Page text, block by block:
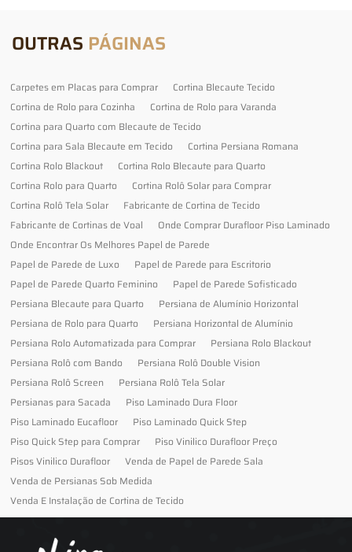
OUTRAS PÁGINAS
Carpetes em Placas para Comprar
Cortina Blecaute Tecido
Cortina de Rolo para Cozinha
Cortina de Rolo para Varanda
Cortina para Quarto com Blecaute de Tecido
Cortina para Sala Blecaute em Tecido
Cortina Persiana Romana
Cortina Rolo Blackout
Cortina Rolo Blecaute para Quarto
Cortina Rolo para Quarto
Cortina Rolô Solar para Comprar
Cortina Rolô Tela Solar
Fabricante de Cortina de Tecido
Fabricante de Cortinas de Voal
Onde Comprar Durafloor Piso Laminado
Onde Encontrar Os Melhores Papel de Parede
Papel de Parede de Luxo
Papel de Parede para Escritorio
Papel de Parede Quarto Feminino
Papel de Parede Sofisticado
Persiana Blecaute para Quarto
Persiana de Alumínio Horizontal
Persiana de Rolo para Quarto
Persiana Horizontal de Alumínio
Persiana Rolo Automatizada para Comprar
Persiana Rolo Blackout
Persiana Rolô com Bando
Persiana Rolô Double Vision
Persiana Rolô Screen
Persiana Rolô Tela Solar
Persianas para Sacada
Piso Laminado Dura Floor
Piso Laminado Eucafloor
Piso Laminado Quick Step
Piso Quick Step para Comprar
Piso Vinilico Durafloor Preço
Pisos Vinilico Durafloor
Venda de Papel de Parede Sala
Venda de Persianas Sob Medida
Venda E Instalação de Cortina de Tecido